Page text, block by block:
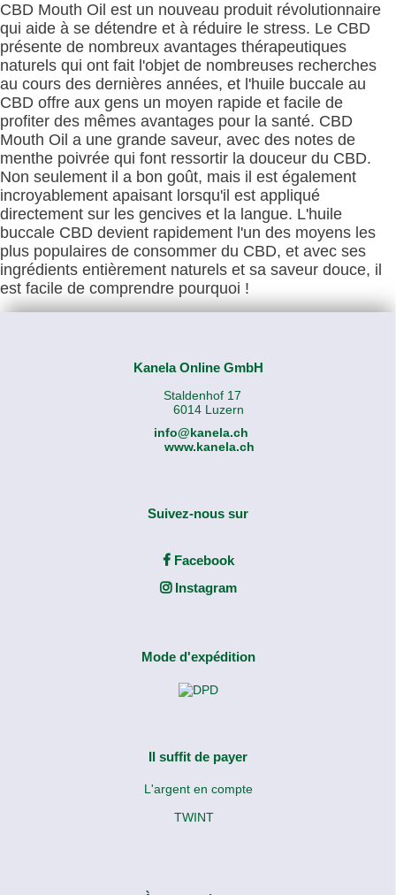
CBD Mouth Oil est un nouveau produit révolutionnaire
qui aide à se détendre et à réduire le stress. Le CBD
présente de nombreux avantages thérapeutiques
naturels qui ont fait l'objet de nombreuses recherches
au cours des dernières années, et l'huile buccale au
CBD offre aux gens un moyen rapide et facile de
profiter des mêmes avantages pour la santé. CBD
Mouth Oil a une grande saveur, avec des notes de
menthe poivrée qui font ressortir la douceur du CBD.
Non seulement il a bon goût, mais il est également
incroyablement apaisant lorsqu'il est appliqué
directement sur les gencives et la langue. L'huile
buccale CBD devient rapidement l'un des moyens les
plus populaires de consommer du CBD, et avec ses
ingrédients entièrement naturels et sa saveur douce, il
est facile de comprendre pourquoi !
Kanela Online GmbH
Staldenhof 17
6014 Luzern
info@kanela.ch
www.kanela.ch
Suivez-nous sur
Facebook
Instagram
Mode d'expédition
Il suffit de payer
L'argent en compte
TWINT